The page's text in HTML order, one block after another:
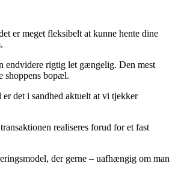
er meget fleksibelt at kunne hente dine
endvidere rigtig let gængelig. Den mest
shoppens bopæl.
det i sandhed aktuelt at vi tjekker
realiseres forud for et fast
der gerne – uafhængig om man